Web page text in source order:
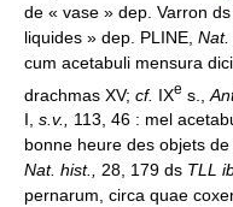
de « vase » dep. Varron ds
liquides » dep. PLINE, Nat.
cum acetabuli mensura
drachmas XV; cf. IXe s.,
I, s.v., 113, 46 : mel
bonne heure des objets
Nat. hist., 28, 179 ds TLL
pernarum, circa quae